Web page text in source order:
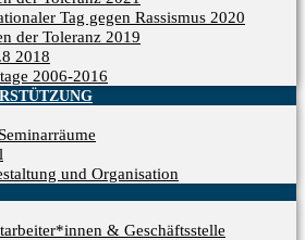
Tag gegen Rassismus 2020
der Toleranz 2019
2018
2006-2016
und Organisation
& Geschäftsstelle